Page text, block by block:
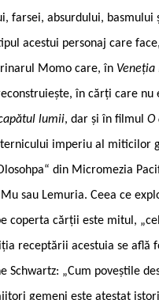
farsei, absurdului, basmului
acestui personaj care
Momo care, în Veneția
în cărți care nu
lumii, dar și în filmul O
imperiu al miticilor
din Micromezia
sau Lemuria. Ceea ce
coperta cărții este mitul,
receptării acestuia se află
Schwartz: „Cum poveștile
gemeni este atestat